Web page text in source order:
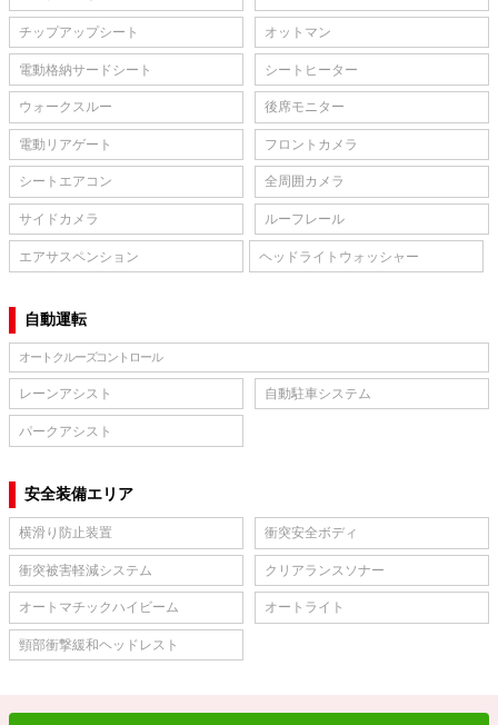
チップアップシート オットマン
電動格納サードシート シートヒーター
ウォークスルー 後席モニター
電動リアゲート フロントカメラ
シートエアコン 全周囲カメラ
サイドカメラ ルーフレール
エアサスペンション ヘッドライトウォッシャー
自動運転
オートクルーズコントロール
レーンアシスト 自動駐車システム
パークアシスト
安全装備エリア
横滑り防止装置 衝突安全ボディ
衝突被害軽減システム クリアランスソナー
オートマチックハイビーム オートライト
頸部衝撃緩和ヘッドレスト